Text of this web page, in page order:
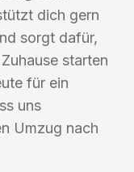
dich gern
sorgt dafür,
starten
für ein
uns
Umzug nach